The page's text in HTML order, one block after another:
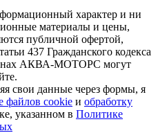
характер и ни
материалы и цены,
публичной офертой,
437 Гражданского кодекса
АКВА-МОТОРС могут
свои данные через формы, я
файлов cookie и обработку
указанном в Политике